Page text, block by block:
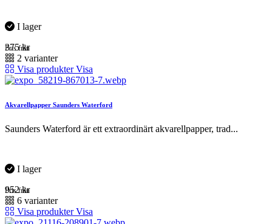
I lager
Pris från
375kr
2 varianter
Visa produkter Visa
Akvarellpapper Saunders Waterford
Saunders Waterford är ett extraordinärt akvarellpapper, trad...
I lager
Pris från
952kr
6 varianter
Visa produkter Visa